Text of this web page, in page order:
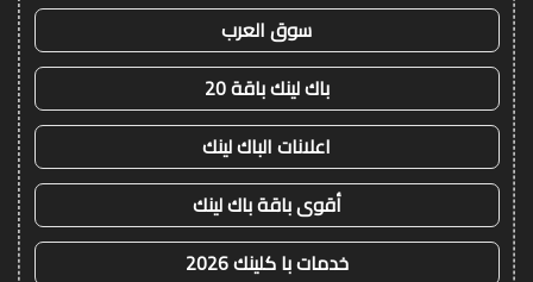
سوق العرب
باك لينك باقة 20
اعلانات الباك لينك
أقوى باقة باك لينك
خدمات با كلينك 2026